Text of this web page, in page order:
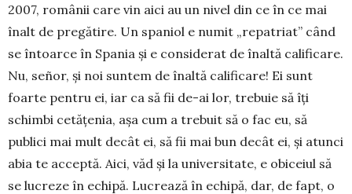
2007, românii care vin aici au un nivel din ce în ce mai
înalt de pregătire. Un spaniol e numit „repatriat” când
se întoarce în Spania și e considerat de înaltă calificare.
Nu, señor, și noi suntem de înal­tă calificare! Ei sunt
foarte pentru ei, iar ca să fii de-ai lor, trebuie să îți
schimbi cetățenia, așa cum a trebuit să o fac eu, să
publici mai mult decât ei, să fii mai bun decât ei, și atunci
abia te acceptă. Aici, văd și la universitate, e obiceiul să
se lucreze în echipă. Lucrează în echipă, dar, de fapt, o